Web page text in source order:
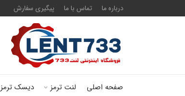
درباره ما تماس با ما پیگیری سفارش
صفحه اصلی لنت ترمز دیسک ترمز